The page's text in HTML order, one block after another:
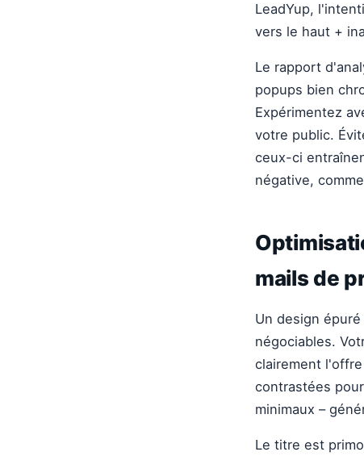
LeadYup,
vers le haut +
Le rapport
popups bien
Expérimentez
votre public.
ceux-ci
négative,
mails de
Un design
négociables.
clairement
contrastées
minimaux –
Le titre est